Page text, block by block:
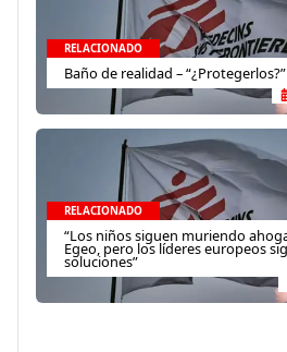
RELACIONADO
Baño de realidad – “¿Protegerlos?”
RELACIONADO
“Los niños siguen muriendo
Egeo, pero los líderes europeos
soluciones”